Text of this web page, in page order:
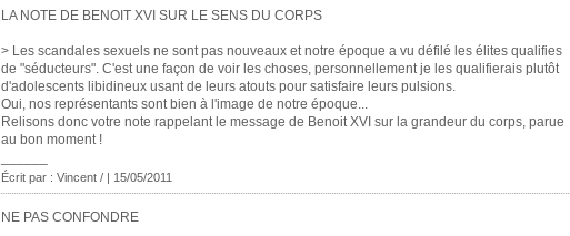
LA NOTE DE BENOIT XVI SUR LE SENS DU CORPS
> Les scandales sexuels ne sont pas nouveaux et notre époque a vu défilé les élites qualifies
de "séducteurs". C'est une façon de voir les choses, personnellement je les qualifierais plutôt
d'adolescents libidineux usant de leurs atouts pour satisfaire leurs pulsions.
Oui, nos représentants sont bien à l'image de notre époque...
Relisons donc votre note rappelant le message de Benoit XVI sur la grandeur du corps, parue
au bon moment !
Écrit par : Vincent / | 15/05/2011
NE PAS CONFONDRE